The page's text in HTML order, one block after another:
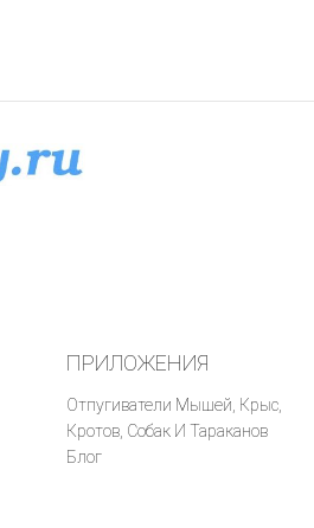
ПРИЛОЖЕНИЯ
Отпугиватели Мышей, Крыс,
Кротов, Собак И Тараканов
Блог